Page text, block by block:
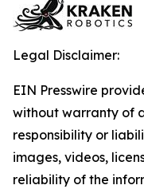
Legal Disclaimer:
EIN Presswire
without warranty of
responsibility or
images, videos,
reliability of the